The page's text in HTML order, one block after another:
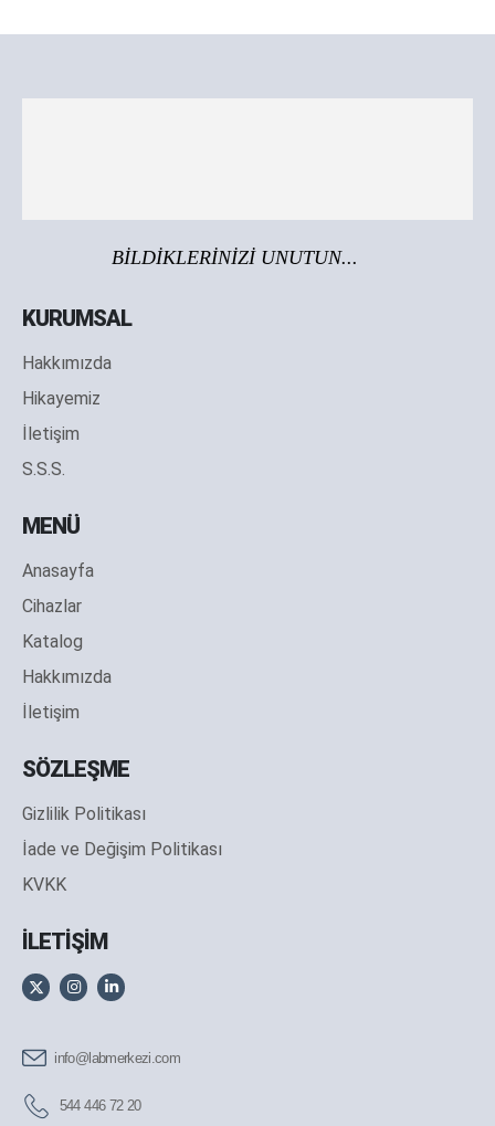
BİLDİKLERİNİZİ UNUTUN...
KURUMSAL
Hakkımızda
Hikayemiz
İletişim
S.S.S.
MENÜ
Anasayfa
Cihazlar
Katalog
Hakkımızda
İletişim
SÖZLEŞME
Gizlilik Politikası
İade ve Değişim Politikası
KVKK
İLETİŞİM
info@labmerkezi.com
544 446 72 20